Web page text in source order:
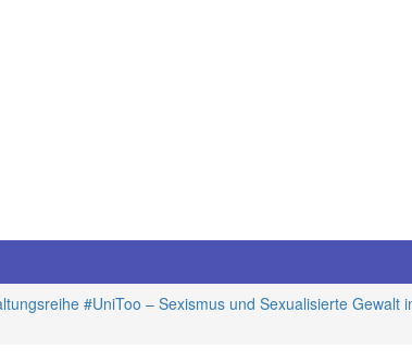
#UniToo – Sexismus und Sexualisierte Gewalt